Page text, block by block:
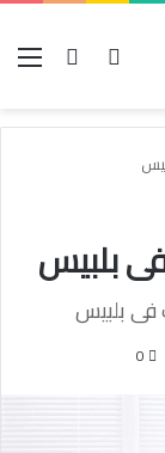
بحث عنتسجيل
بلبيس
فى بلبيس
0